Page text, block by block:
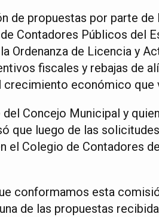
de propuestas por parte de
Contadores Públicos del
Ordenanza de Licencia y
fiscales y rebajas de
económico que
Concejo Municipal y
que luego de las
el Colegio de Contadores
conformamos esta
de las propuestas